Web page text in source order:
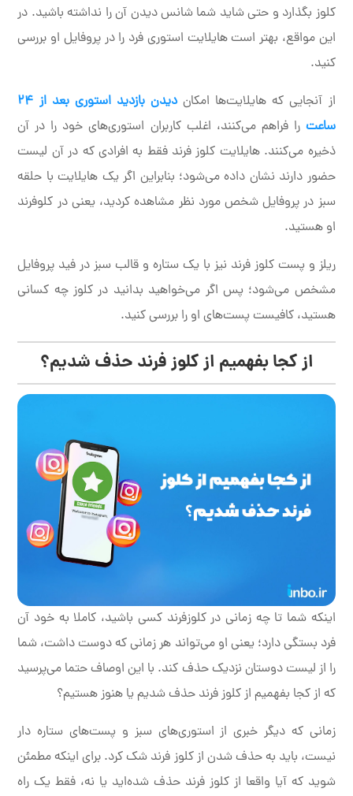
کلوز بگذارد و حتی شاید شما شانس دیدن آن را نداشته باشید. در
این مواقع، بهتر است هایلایت استوری فرد را در پروفایل او بررسی
کنید.
از آنجایی که هایلایت‌ها امکان
دیدن بازدید استوری بعد از ۲۴
ساعت را فراهم می‌کنند، اغلب کاربران استوری‌های خود را در آن
ذخیره می‌کنند. هایلایت کلوز فرند فقط به افرادی که در آن لیست
حضور دارند نشان داده می‌شود؛ بنابراین اگر یک هایلایت با حلقه
سبز در پروفایل شخص مورد نظر مشاهده کردید، یعنی در کلوفرند
او هستید.
ریلز و پست کلوز فرند نیز با یک ستاره و قالب سبز در فید پروفایل
مشخص می‌شود؛ پس اگر می‌خواهید بدانید در کلوز چه کسانی
هستید، کافیست پست‌های او را بررسی کنید.
از کجا بفهمیم از کلوز فرند حذف شدیم؟
اینکه شما تا چه زمانی در کلوزفرند کسی باشید، کاملا به خود آن
فرد بستگی دارد؛ یعنی او می‌تواند هر زمانی که دوست داشت، شما
را از لیست دوستان نزدیک حذف کند. با این اوصاف حتما می‌پرسید
که از کجا بفهمیم از کلوز فرند حذف شدیم یا هنوز هستیم؟
زمانی که دیگر خبری از استوری‌های سبز و پست‌های ستاره دار
نیست، باید به حذف شدن از کلوز فرند شک کرد. برای اینکه مطمئن
شوید که آیا واقعا از کلوز فرند حذف شده‌اید یا نه، فقط یک راه